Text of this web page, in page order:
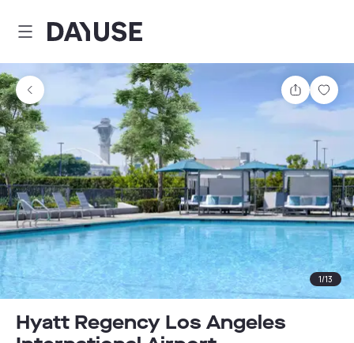
Dayuse
Partager
1/13
Hyatt Regency Los Angeles